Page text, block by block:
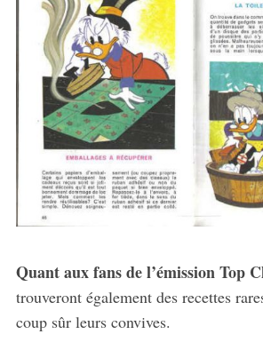
Quant aux fans de l’émission Top
trouveront également des recettes
coup sûr leurs convives.